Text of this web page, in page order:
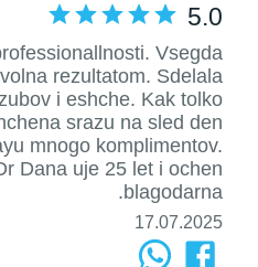
5.0
Vsegda
rezultatom. Sdelala
i eshche. Kak tolko
srazu na sled den
mnogo komplimentov.
Dana uje 25 let i ochen
blagodarna.
17.07.2025